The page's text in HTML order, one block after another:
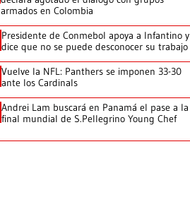
armados en Colombia
Presidente de Conmebol apoya a Infantino y
dice que no se puede desconocer su trabajo
Vuelve la NFL: Panthers se imponen 33-30
ante los Cardinals
Andrei Lam buscará en Panamá el pase a la
final mundial de S.Pellegrino Young Chef